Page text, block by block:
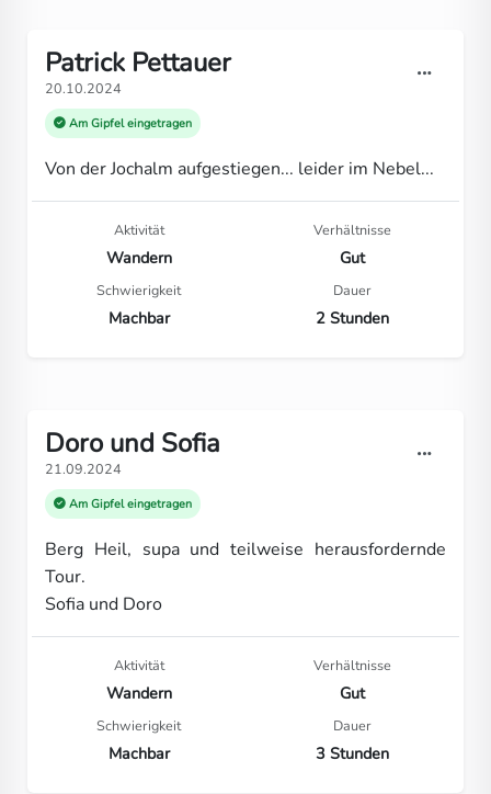
Patrick Pettauer
20.10.2024
Am Gipfel eingetragen
Von der Jochalm aufgestiegen... leider im Nebel...
Aktivität
Wandern
Verhältnisse
Gut
Schwierigkeit
Machbar
Dauer
2 Stunden
Doro und Sofia
21.09.2024
Am Gipfel eingetragen
Berg Heil, supa und teilweise herausfordernde
Tour.
Sofia und Doro
Aktivität
Wandern
Verhältnisse
Gut
Schwierigkeit
Machbar
Dauer
3 Stunden